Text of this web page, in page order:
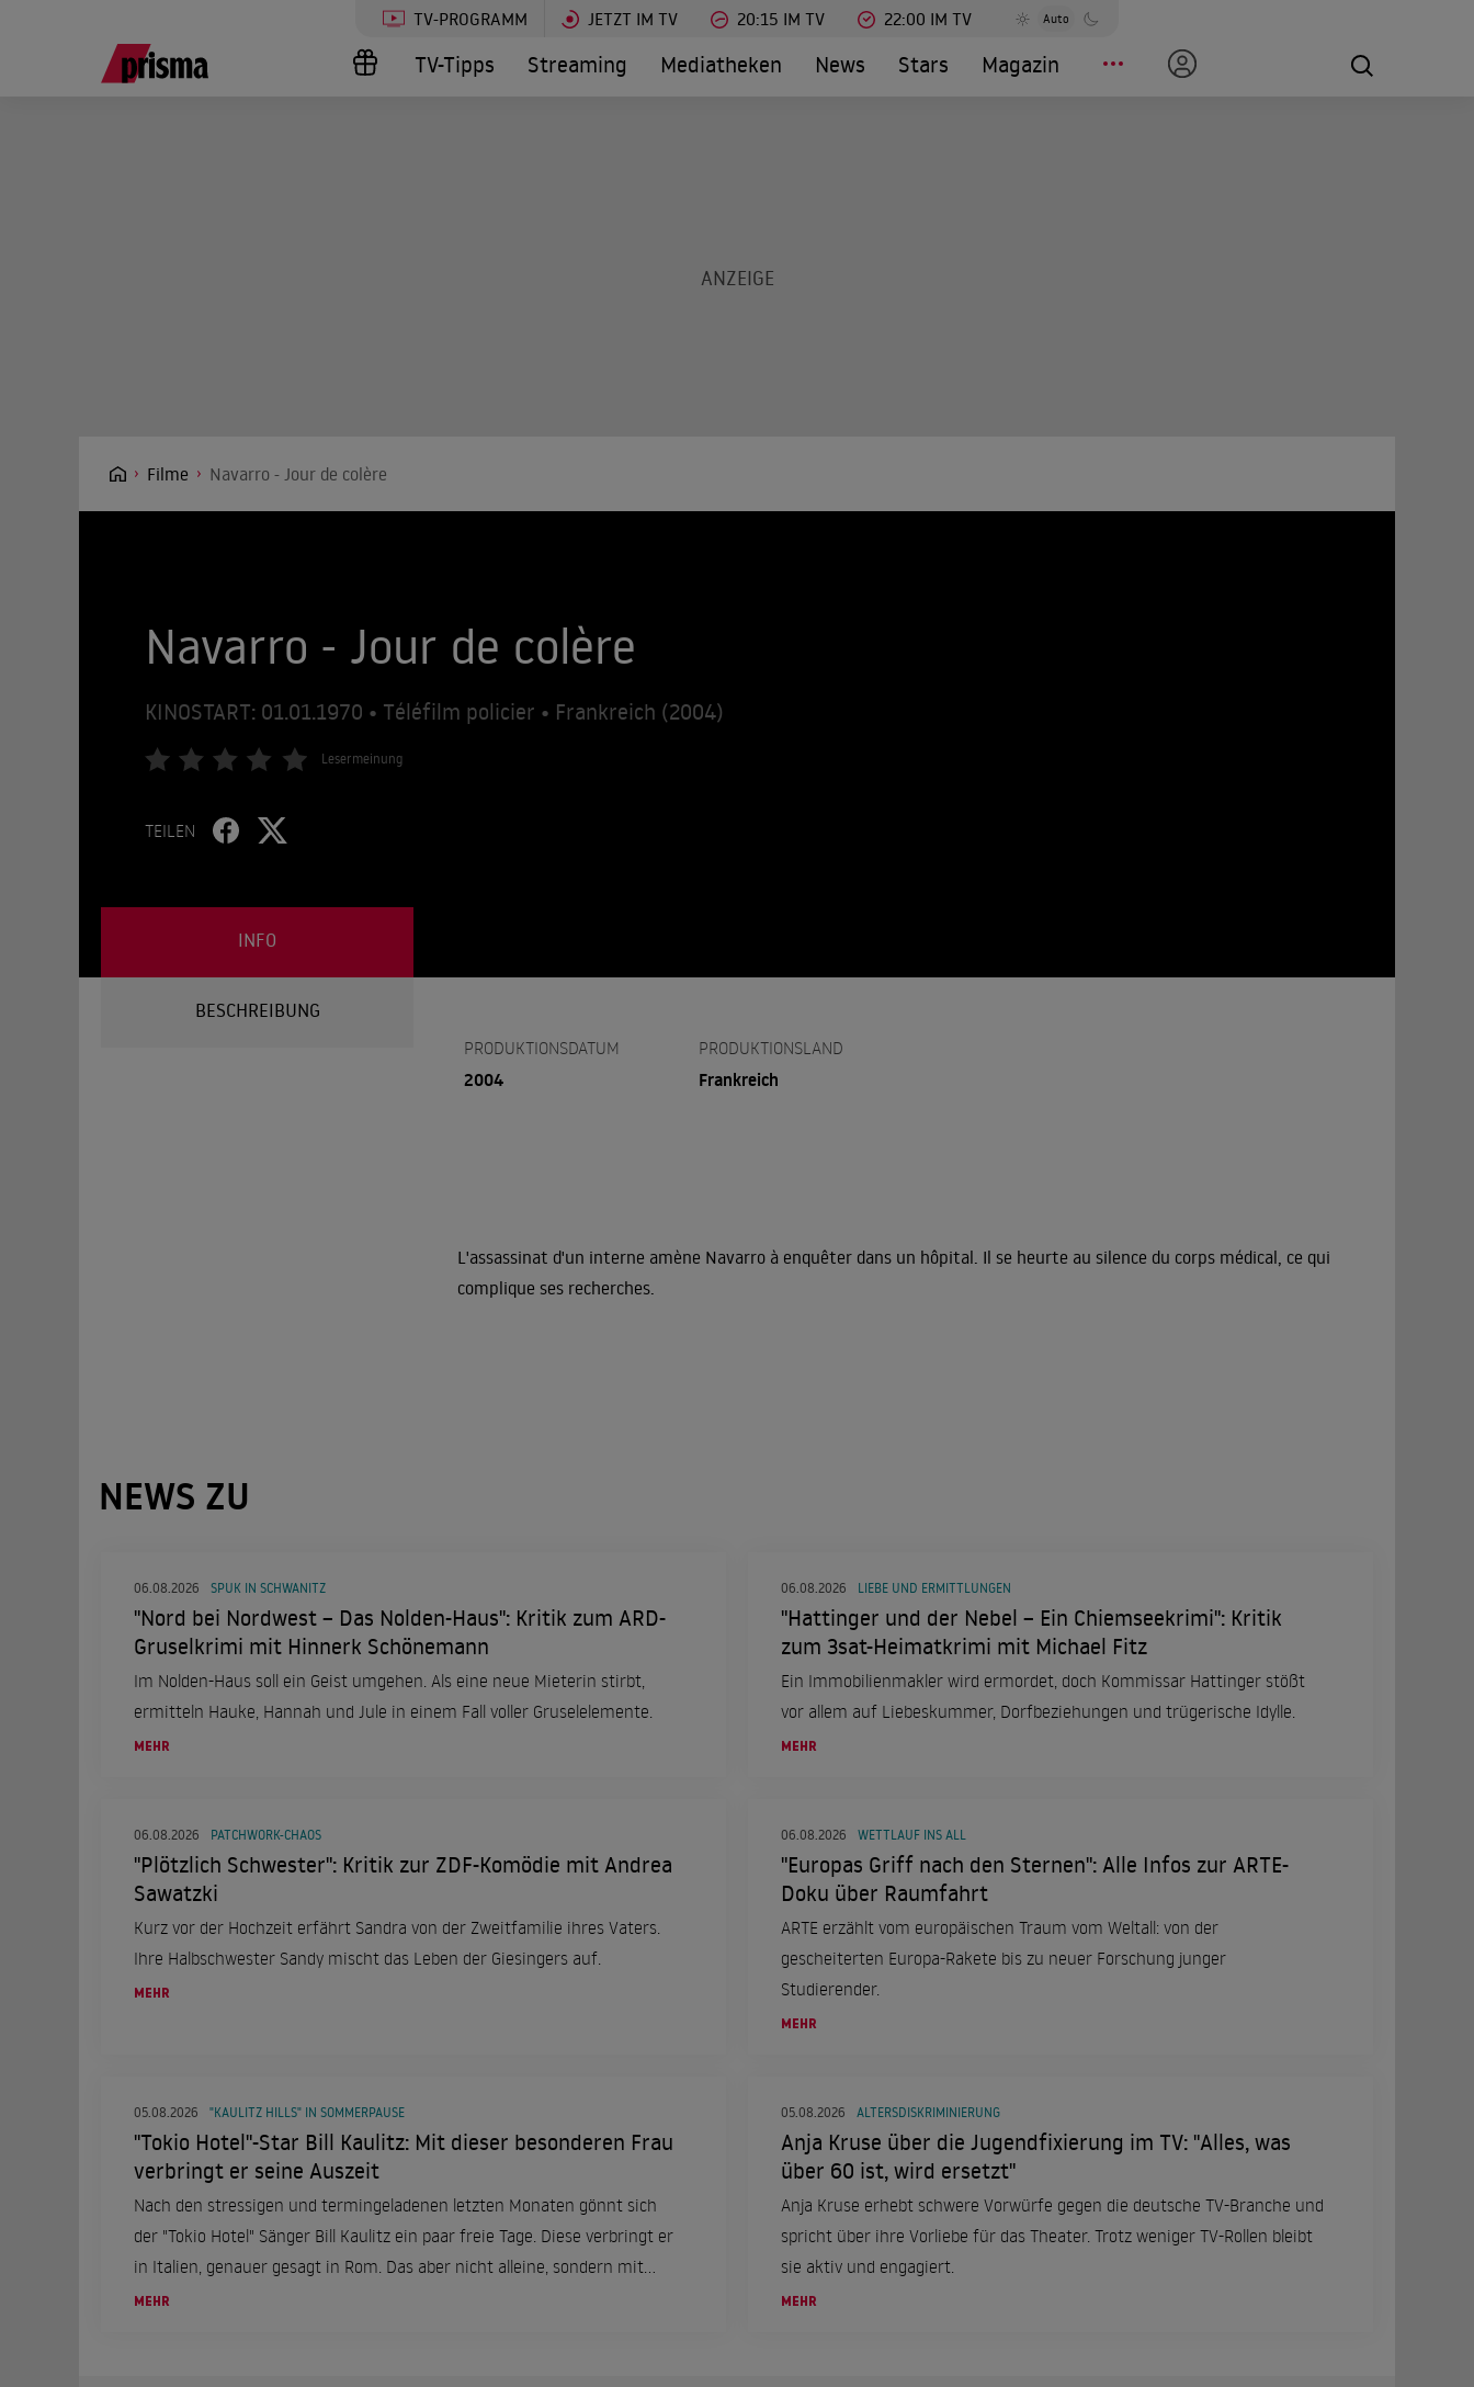
TV-PROGRAMM JETZT IM TV 20:15 IM TV 22:00 IM TV Auto
TV-Tipps Streaming Mediatheken News Stars Magazin
Filme Navarro - Jour de colère
Navarro - Jour de colère
KINOSTART: 01.01.1970 • Téléfilm policier • Frankreich (2004)
Lesermeinung
TEILEN
INFO
BESCHREIBUNG
PRODUKTIONSDATUM
2004
PRODUKTIONSLAND
Frankreich
L'assassinat d'un interne amène Navarro à enquêter dans un hôpital. Il se heurte au silence du corps médical, ce qui
complique ses recherches.
NEWS ZU
06.08.2026 SPUK IN SCHWANITZ
"Nord bei Nordwest – Das Nolden-Haus": Kritik zum ARD-
Gruselkrimi mit Hinnerk Schönemann
Im Nolden-Haus soll ein Geist umgehen. Als eine neue Mieterin stirbt,
ermitteln Hauke, Hannah und Jule in einem Fall voller Gruselelemente.
MEHR
06.08.2026 LIEBE UND ERMITTLUNGEN
"Hattinger und der Nebel – Ein Chiemseekrimi": Kritik
zum 3sat-Heimatkrimi mit Michael Fitz
Ein Immobilienmakler wird ermordet, doch Kommissar Hattinger stößt
vor allem auf Liebeskummer, Dorfbeziehungen und trügerische Idylle.
MEHR
06.08.2026 PATCHWORK-CHAOS
"Plötzlich Schwester": Kritik zur ZDF-Komödie mit Andrea
Sawatzki
Kurz vor der Hochzeit erfährt Sandra von der Zweitfamilie ihres Vaters.
Ihre Halbschwester Sandy mischt das Leben der Giesingers auf.
MEHR
06.08.2026 WETTLAUF INS ALL
"Europas Griff nach den Sternen": Alle Infos zur ARTE-
Doku über Raumfahrt
ARTE erzählt vom europäischen Traum vom Weltall: von der
gescheiterten Europa-Rakete bis zu neuer Forschung junger
Studierender.
MEHR
05.08.2026 "KAULITZ HILLS" IN SOMMERPAUSE
"Tokio Hotel"-Star Bill Kaulitz: Mit dieser besonderen Frau
verbringt er seine Auszeit
Nach den stressigen und termingeladenen letzten Monaten gönnt sich
der "Tokio Hotel" Sänger Bill Kaulitz ein paar freie Tage. Diese verbringt er
in Italien, genauer gesagt in Rom. Das aber nicht alleine, sondern mit
einer ganz besonderen Frau an seiner Seite.
MEHR
05.08.2026 ALTERSDISKRIMINIERUNG
Anja Kruse über die Jugendfixierung im TV: "Alles, was
über 60 ist, wird ersetzt"
Anja Kruse erhebt schwere Vorwürfe gegen die deutsche TV-Branche und
spricht über ihre Vorliebe für das Theater. Trotz weniger TV-Rollen bleibt
sie aktiv und engagiert.
MEHR